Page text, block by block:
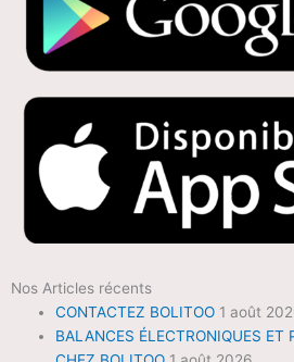
Nos Articles récents
CONTACTEZ BOLITOO 1 août
BALANCES ÉLECTRONIQUES ET